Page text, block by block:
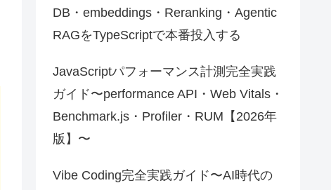
DB・embeddings・Reranking・Agentic
RAGをTypeScriptで本番投入する
JavaScriptパフォーマンス計測完全実践
ガイド〜performance API・Web Vitals・
Benchmark.js・Profiler・RUM【2026年
版】〜
Vibe Coding完全実践ガイド〜AI時代の